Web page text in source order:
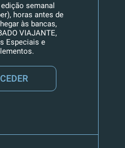
semanal
horas antes de
às bancas,
VIAJANTE,
Especiais e